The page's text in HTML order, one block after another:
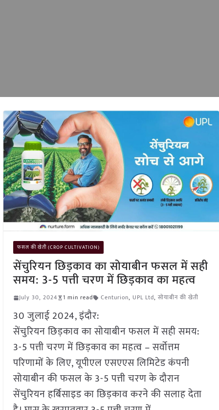
फसल की खेती (CROP CULTIVATION)
सेंचुरियन छिड़काव का सोयाबीन फसल में सही
समय: 3-5 पत्ती चरण में छिड़काव का महत्व
July 30, 2024 1 min read Centurion, UPL Ltd, सोयाबीन की खेती
30 जुलाई 2024, इंदौर:
सेंचुरियन छिड़काव का सोयाबीन फसल में सही समय:
3-5 पत्ती चरण में छिड़काव का महत्व – सर्वोत्तम
परिणामों के लिए, यूपीएल एसएएस लिमिटेड कंपनी
सोयाबीन की फसल के 3-5 पत्ती चरण के दौरान
सेंचुरियन हर्बिसाइड का छिड़काव करने की सलाह देता